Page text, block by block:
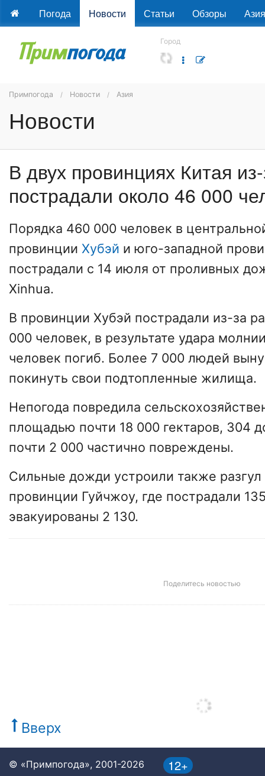
Погода Новости Статьи Обзоры Азия
Город
Примпогода Новости Азия
Новости
В двух провинциях Китая
пострадали около 46 000
Порядка 460 000 человек в
провинции Хубэй и юго-западной
пострадали с 14 июля от проливных
Xinhua.
В провинции Хубэй пострадали из-за
000 человек, в результате удара
человек погиб. Более 7 000 людей
покинуть свои подтопленные жилища.
Непогода повредила
площадью почти 18 000 гектаров, 304
почти 2 000 частично повреждены.
Сильные дожди устроили также разгул
провинции Гуйчжоу, где пострадали
эвакуированы 2 130.
Поделитесь новостью
Вверх
12+
© «Примпогода», 2001-2026